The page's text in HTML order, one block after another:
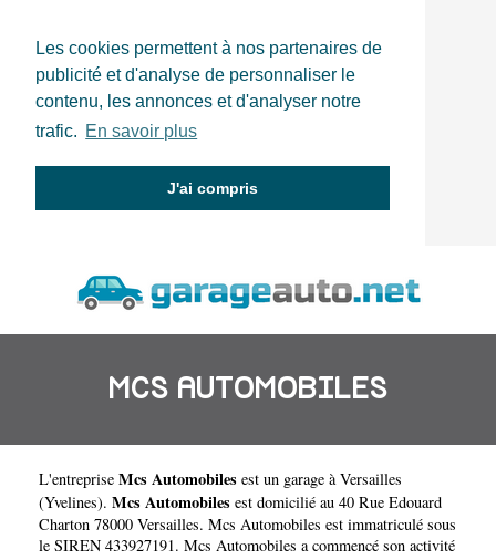
Les cookies permettent à nos partenaires de
publicité et d'analyse de personnaliser le
contenu, les annonces et d'analyser notre
trafic. En savoir plus
J'ai compris
MCS AUTOMOBILES
L'entreprise Mcs Automobiles est un garage à Versailles
(Yvelines). Mcs Automobiles est domicilié au 40 Rue Edouard
Charton 78000 Versailles. Mcs Automobiles est immatriculé sous
le SIREN 433927191. Mcs Automobiles a commencé son activité